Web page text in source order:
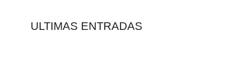
ULTIMAS ENTRADAS